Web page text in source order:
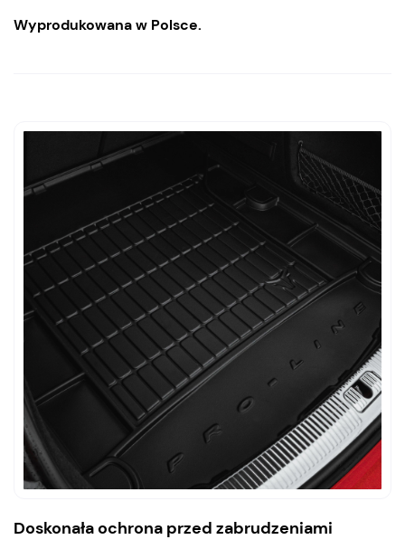
Wyprodukowana w Polsce.
Doskonała ochrona przed zabrudzeniami